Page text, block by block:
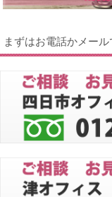
まずはお電話かメール